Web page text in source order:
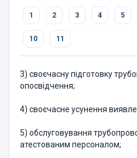
1 2 3 4 5
10 11
3) своєчасну підготовку
опосвідчення;
4) своєчасне усунення
5) обслуговування
атестованим персоналом;